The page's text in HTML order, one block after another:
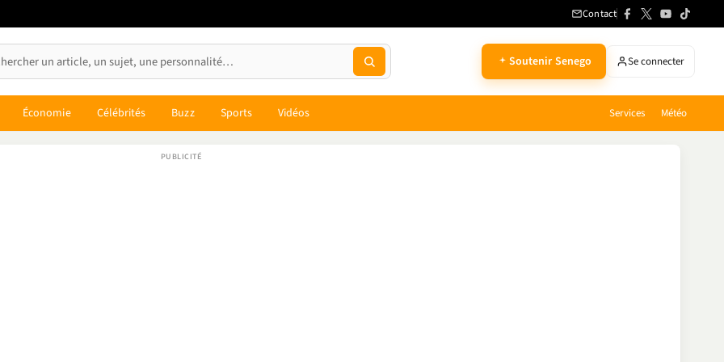
Contact
Soutenir Senego Se connecter
Économie Célébrités Buzz Sports Vidéos Services Météo